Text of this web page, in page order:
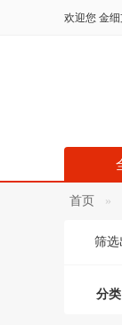
欢迎您 金
首页
筛选
分类